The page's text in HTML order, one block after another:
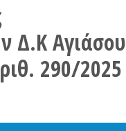
Δ.Κ Αγιάσου
290/2025